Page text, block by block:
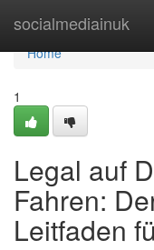
socialmediainuk
Home
Home
1
Legal auf
Fahren:
Leitfaden